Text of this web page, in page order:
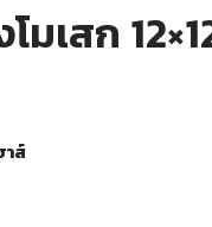
โมเสก
ส์